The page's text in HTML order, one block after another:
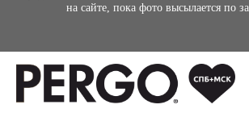
на сайте, пока фото высылается по